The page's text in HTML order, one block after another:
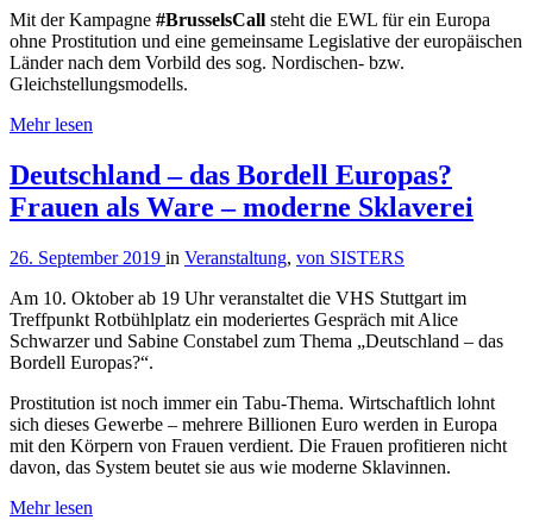
Mit der Kampagne #BrusselsCall steht die EWL für ein Europa
ohne Prostitution und eine gemeinsame Legislative der europäischen
Länder nach dem Vorbild des sog. Nordischen- bzw.
Gleichstellungsmodells.
Mehr lesen
Deutschland – das Bordell Europas?
Frauen als Ware – moderne Sklaverei
26. September 2019 in Veranstaltung, von SISTERS
Am 10. Oktober ab 19 Uhr veranstaltet die VHS Stuttgart im
Treffpunkt Rotbühlplatz ein moderiertes Gespräch mit Alice
Schwarzer und Sabine Constabel zum Thema „Deutschland – das
Bordell Europas?“.
Prostitution ist noch immer ein Tabu-Thema. Wirtschaftlich lohnt
sich dieses Gewerbe – mehrere Billionen Euro werden in Europa
mit den Körpern von Frauen verdient. Die Frauen profitieren nicht
davon, das System beutet sie aus wie moderne Sklavinnen.
Mehr lesen